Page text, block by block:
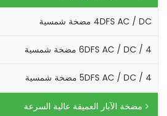
4DFS AC / DC مضخة شمسية
4 / 6DFS AC / DC مضخة شمسية
4 / 5DFS AC / DC مضخة شمسية
مضخة الآبار العميقة عالية السرعة